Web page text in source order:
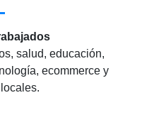
salud, educación,
ecommerce y